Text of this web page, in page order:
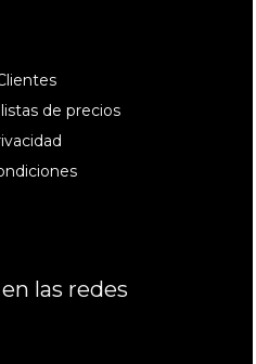
de precios
las redes